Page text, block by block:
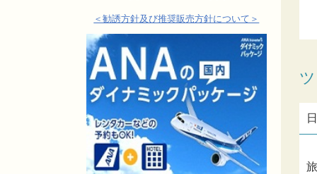
＜勧誘方針及び推奨販売方針について＞